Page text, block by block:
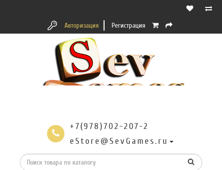
Авторизация Регистрация
+7(978)702-207-2
eStore@SevGames.ru